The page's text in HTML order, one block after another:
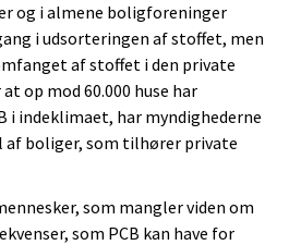
og i almene boligforeninger
i udsorteringen af stoffet, men
af stoffet i den private
op mod 60.000 huse har
i indeklimaet, har myndighederne
af boliger, som tilhører private
som mangler viden om
som PCB kan have for